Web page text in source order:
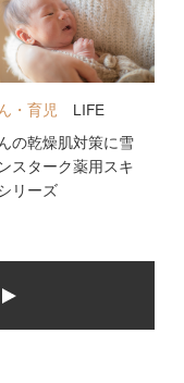
・育児
LIFE
の乾燥肌対策に雪
スターク薬用スキ
リーズ